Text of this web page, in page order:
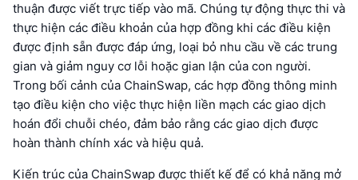
thuận được viết trực tiếp vào mã. Chúng tự động thực thi và
thực hiện các điều khoản của hợp đồng khi các điều kiện
được định sẵn được đáp ứng, loại bỏ nhu cầu về các trung
gian và giảm nguy cơ lỗi hoặc gian lận của con người.
Trong bối cảnh của ChainSwap, các hợp đồng thông minh
tạo điều kiện cho việc thực hiện liền mạch các giao dịch
hoán đổi chuỗi chéo, đảm bảo rằng các giao dịch được
hoàn thành chính xác và hiệu quả.
Kiến trúc của ChainSwap được thiết kế để có khả năng mở